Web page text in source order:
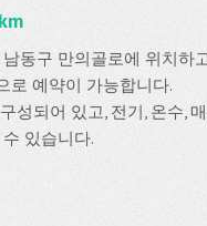
동구 만의골로에 위치하
로 예약이 가능합니다.
성되어 있고, 전기, 온수,
있습니다.